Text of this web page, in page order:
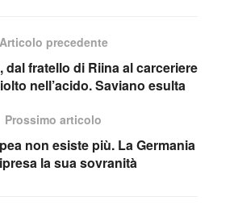
Articolo precedente
dal fratello di Riina al carceriere
nell’acido. Saviano esulta
Prossimo articolo
non esiste più. La Germania
la sua sovranità